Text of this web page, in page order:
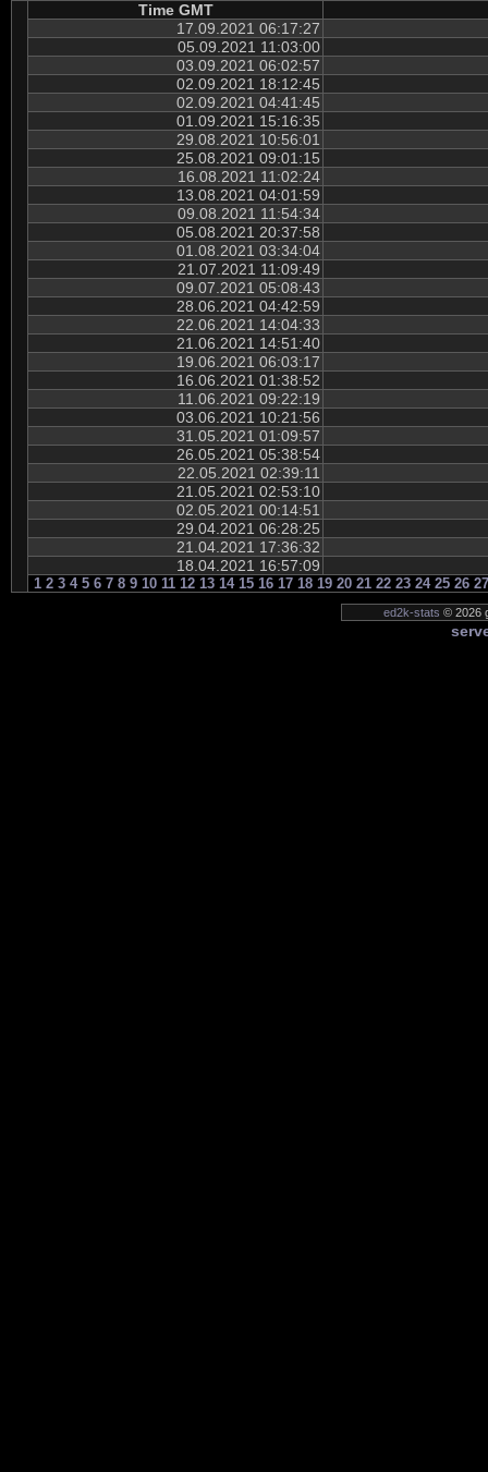
Time GMT
17.09.2021 06:17:27
05.09.2021 11:03:00
03.09.2021 06:02:57
02.09.2021 18:12:45
02.09.2021 04:41:45
01.09.2021 15:16:35
29.08.2021 10:56:01
25.08.2021 09:01:15
16.08.2021 11:02:24
13.08.2021 04:01:59
09.08.2021 11:54:34
05.08.2021 20:37:58
01.08.2021 03:34:04
21.07.2021 11:09:49
09.07.2021 05:08:43
28.06.2021 04:42:59
22.06.2021 14:04:33
21.06.2021 14:51:40
19.06.2021 06:03:17
16.06.2021 01:38:52
11.06.2021 09:22:19
03.06.2021 10:21:56
31.05.2021 01:09:57
26.05.2021 05:38:54
22.05.2021 02:39:11
21.05.2021 02:53:10
02.05.2021 00:14:51
29.04.2021 06:28:25
21.04.2021 17:36:32
18.04.2021 16:57:09
1 2 3 4 5 6 7 8 9 10 11 12 13 14 15 16 17 18 19 20 21 22 23 24 25 26 27
ed2k-stats © 2026